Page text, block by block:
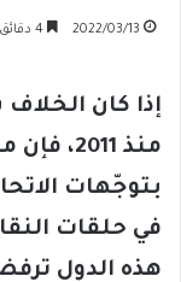
2022/03/13
إذا كان
منذ
بتوجّهات
في حلقات
هذه الدول